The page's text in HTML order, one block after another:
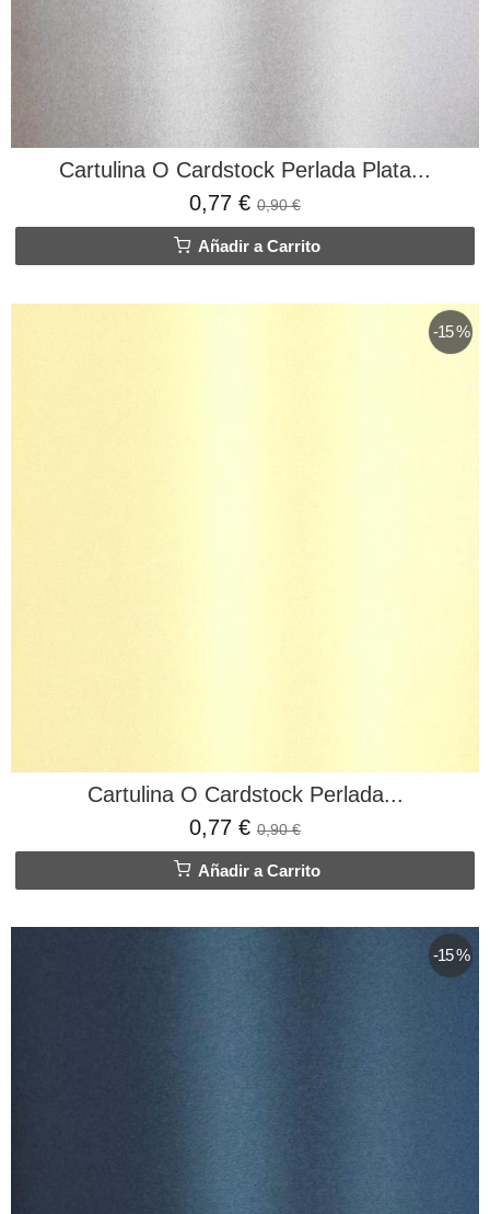
Cartulina O Cardstock Perlada Plata...
0,77 € 0,90 €
Añadir a Carrito
-15 %
Cartulina O Cardstock Perlada...
0,77 € 0,90 €
Añadir a Carrito
-15 %